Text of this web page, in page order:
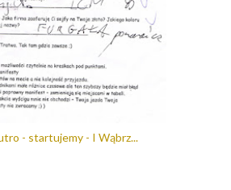
- startujemy - I Wąbrz...